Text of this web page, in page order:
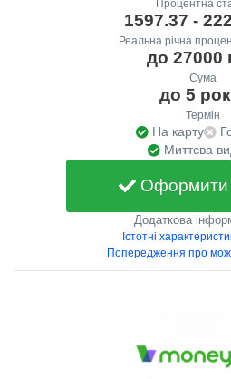
Процентна
1597.37 -
Реальна річна
до 27000
Сума
до 5
Термін
На карту
Миттєва
Оформити
Додаткова
Істотні
Попередження про